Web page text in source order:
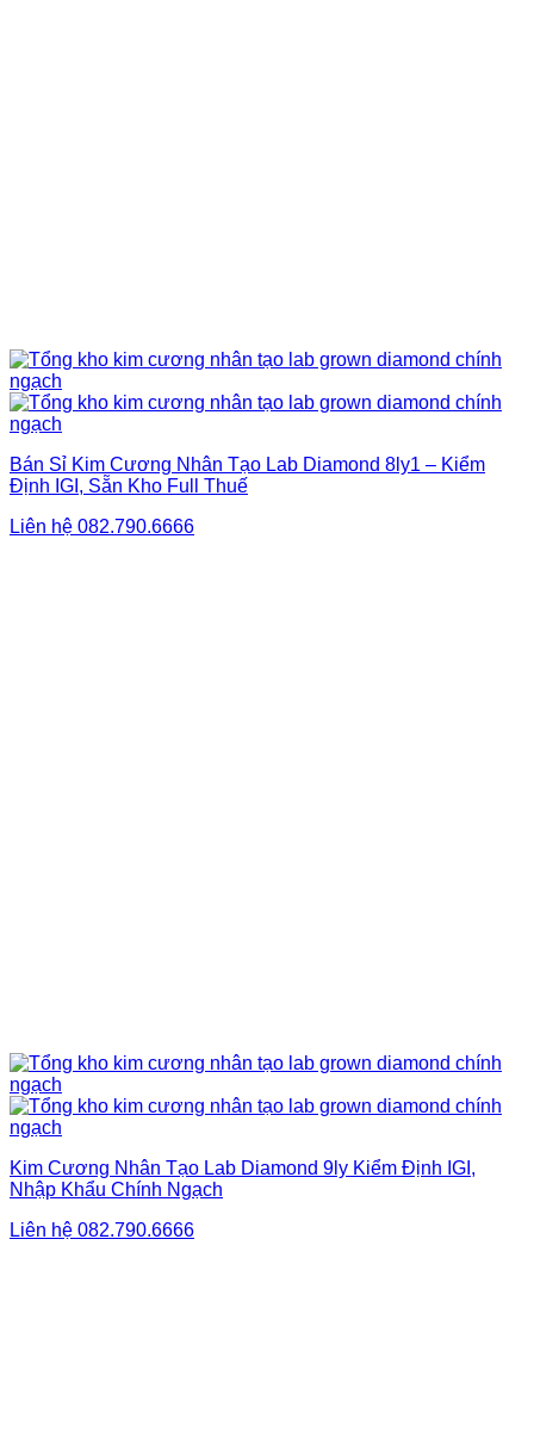
Bán Sỉ Kim Cương Nhân Tạo Lab Diamond 8ly1 – Kiểm
Định IGI, Sẵn Kho Full Thuế
Liên hệ 082.790.6666
Kim Cương Nhân Tạo Lab Diamond 9ly Kiểm Định IGI,
Nhập Khẩu Chính Ngạch
Liên hệ 082.790.6666